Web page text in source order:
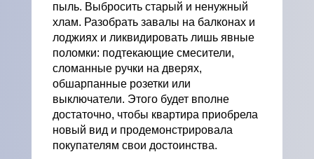
пыль. Выбросить старый и ненужный
хлам. Разобрать завалы на балконах и
лоджиях и ликвидировать лишь явные
поломки: подтекающие смесители,
сломанные ручки на дверях,
обшарпанные розетки или
выключатели. Этого будет вполне
достаточно, чтобы квартира приобрела
новый вид и продемонстрировала
покупателям свои достоинства.